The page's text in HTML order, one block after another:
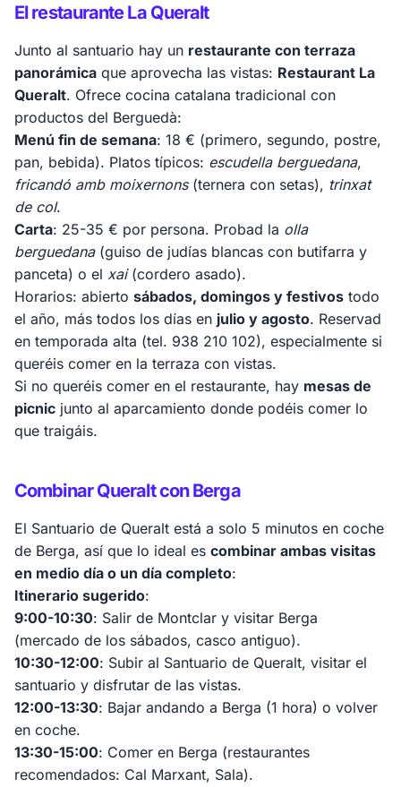
El restaurante La Queralt
Junto al santuario hay un restaurante con terraza
panorámica que aprovecha las vistas: Restaurant La
Queralt. Ofrece cocina catalana tradicional con
productos del Berguedà:
Menú fin de semana: 18 € (primero, segundo, postre,
pan, bebida). Platos típicos: escudella berguedana,
fricandó amb moixernons(ternera con setas), trinxat
de col.
Carta: 25-35 € por persona. Probad la olla
berguedana(guiso de judías blancas con butifarra y
panceta) o el xai(cordero asado).
Horarios: abierto sábados, domingos y festivos todo
el año, más todos los días en julio y agosto. Reservad
en temporada alta (tel. 938 210 102), especialmente si
queréis comer en la terraza con vistas.
Si no queréis comer en el restaurante, hay mesas de
picnic junto al aparcamiento donde podéis comer lo
que traigáis.
Combinar Queralt con Berga
El Santuario de Queralt está a solo 5 minutos en coche
de Berga, así que lo ideal es combinar ambas visitas
en medio día o un día completo:
Itinerario sugerido:
9:00-10:30: Salir de Montclar y visitar Berga
(mercado de los sábados, casco antiguo).
10:30-12:00: Subir al Santuario de Queralt, visitar el
santuario y disfrutar de las vistas.
12:00-13:30: Bajar andando a Berga (1 hora) o volver
en coche.
13:30-15:00: Comer en Berga (restaurantes
recomendados: Cal Marxant, Sala).